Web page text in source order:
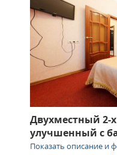
Двухместный 2-
улучшенный с
Показать описание и